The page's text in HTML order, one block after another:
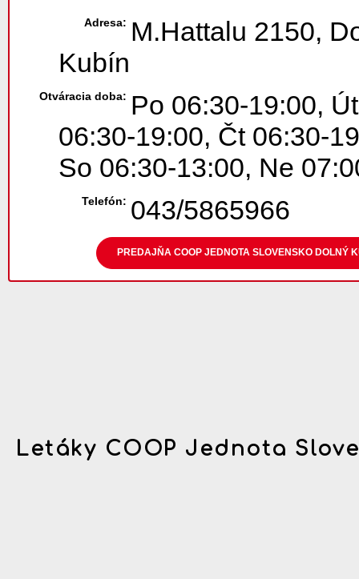
Adresa: M.Hattalu 2150,
Kubín
Otváracia doba: Po 06:30-19:00,
06:30-19:00, Čt 06:30-
So 06:30-13:00, Ne
Telefón: 043/5865966
PREDAJŇA COOP JEDNOTA SLOVENSKO DOLNÝ
Letáky COOP Jednota